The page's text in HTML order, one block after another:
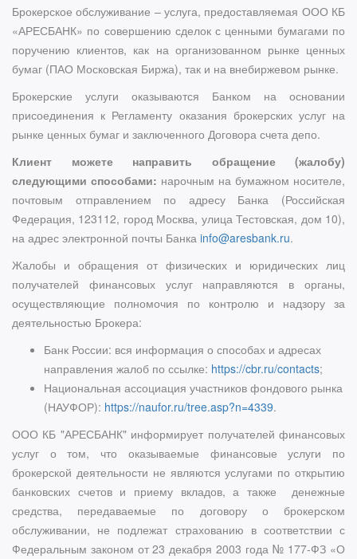
Брокерское обслуживание – услуга, предоставляемая ООО КБ
«АРЕСБАНК» по совершению сделок с ценными бумагами по
поручению клиентов, как на организованном рынке ценных
бумаг (ПАО Московская Биржа), так и на внебиржевом рынке.
Брокерские услуги оказываются Банком на основании
присоединения к Регламенту оказания брокерских услуг на
рынке ценных бумаг и заключенного Договора счета депо.
Клиент можете направить обращение (жалобу)
следующими способами: нарочным на бумажном носителе,
почтовым отправлением по адресу Банка (Российская
Федерация, 123112, город Москва, улица Тестовская, дом 10),
на адрес электронной почты Банка info@aresbank.ru.
Жалобы и обращения от физических и юридических лиц
получателей финансовых услуг направляются в органы,
осуществляющие полномочия по контролю и надзору за
деятельностью Брокера:
Банк России: вся информация о способах и адресах
направления жалоб по ссылке: https://cbr.ru/contacts;
Национальная ассоциация участников фондового рынка
(НАУФОР): https://naufor.ru/tree.asp?n=4339.
ООО КБ "АРЕСБАНК" информирует получателей финансовых
услуг о том, что оказываемые финансовые услуги по
брокерской деятельности не являются услугами по открытию
банковских счетов и приему вкладов, а также денежные
средства, передаваемые по договору о брокерском
обслуживании, не подлежат страхованию в соответствии с
Федеральным законом от 23 декабря 2003 года № 177-ФЗ «О